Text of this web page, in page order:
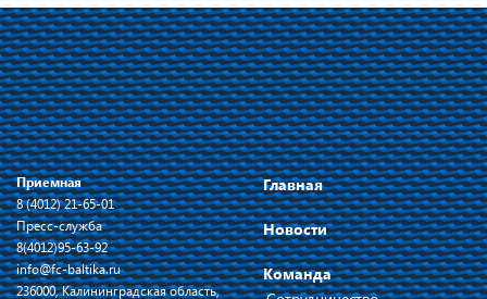
Приемная
8 (4012) 21-65-01
Пресс-служба
8(4012)95-63-92
info@fc-baltika.ru
236000, Калининградская область,
Главная
Новости
Команда